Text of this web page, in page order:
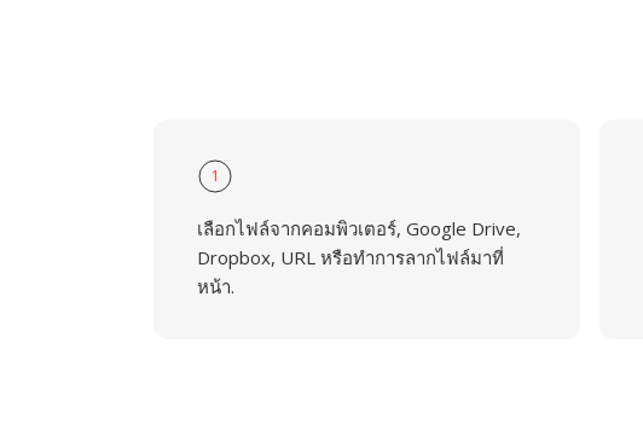
1
เลือกไฟล์จากคอมพิวเตอร์, Google Drive,
Dropbox, URL หรือทำการลากไฟล์มาที่
หน้า.